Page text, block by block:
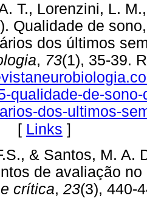
T., Lorenzini, L.
Qualidade de
dos últimos
, 73(1), 35-39.
qualidade-de-
dos-ultimos-
Links ]
& Santos, M. A.
de avaliação
crítica, 23(3), 440-